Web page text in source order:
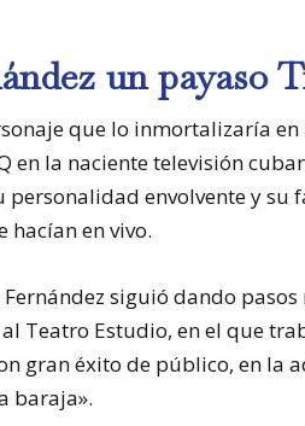
un payaso
que lo inmortalizaría
en la naciente televisión
personalidad envolvente y
hacían en vivo.
siguió dando
Teatro Estudio, en el que
gran éxito de público, en la
baraja».